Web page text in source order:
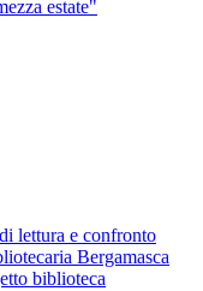
estate"
lettura e confronto
Bergamasca
biblioteca